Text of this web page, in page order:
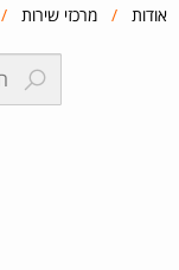
אודות / מרכזי שירות /